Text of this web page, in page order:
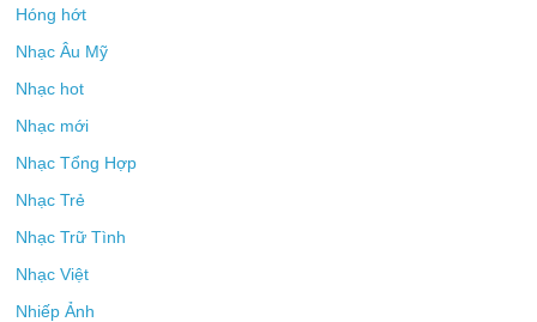
Hóng hớt
Nhạc Âu Mỹ
Nhạc hot
Nhạc mới
Nhạc Tổng Hợp
Nhạc Trẻ
Nhạc Trữ Tình
Nhạc Việt
Nhiếp Ảnh